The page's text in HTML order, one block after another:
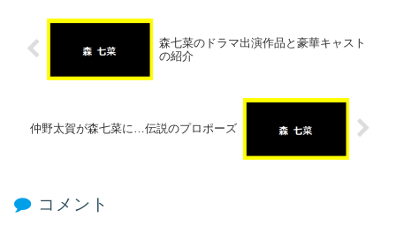
森七菜のドラマ出演作品と豪華キャスト
の紹介
仲野太賀が森七菜に…伝説のプロポーズ
コメント